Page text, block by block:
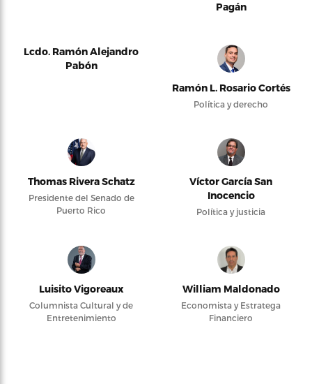
Pagán
Lcdo. Ramón Alejandro
Pabón
Ramón L. Rosario Cortés
Política y derecho
Thomas Rivera Schatz
Presidente del Senado de
Puerto Rico
Víctor García San
Inocencio
Política y justicia
Luisito Vigoreaux
Columnista Cultural y de
Entretenimiento
William Maldonado
Economista y Estratega
Financiero